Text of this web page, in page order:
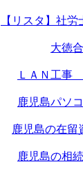
【リスタ】社
大徳
ＬＡＮ工事
鹿児島パソ
鹿児島の在留
鹿児島の相